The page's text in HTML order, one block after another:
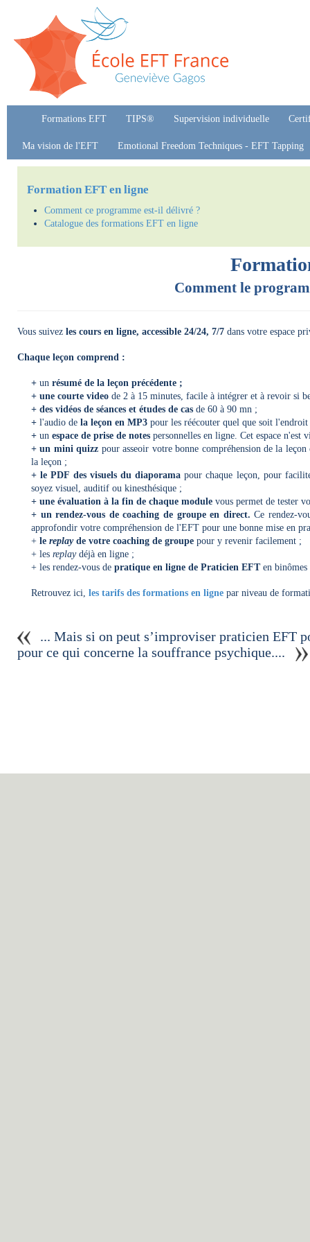
Formations EFT TIPS® Supervision individuelle
Ma vision de l'EFT Emotional Freedom Techniques - EFT Tapping
Formation EFT en ligne
Comment ce programme est-il délivré ?
Catalogue des formations EFT en ligne
Comment le
Vous suivez les cours en ligne, accessible 24/24, 7/7 dans votre espace
Chaque leçon comprend :
+ un résumé de la leçon précédente ;
+ une courte video de 2 à 15 minutes, facile à intégrer et à revoir si
+ des vidéos de séances et études de cas de 60 à 90 mn ;
+ l'audio de la leçon en MP3 pour les réécouter quel que soit
+ un espace de prise de notes personnelles en ligne. Cet espace n'est
+ un mini quizz pour asseoir votre bonne compréhension de la
la leçon ;
+ le PDF des visuels du diaporama pour chaque leçon, pour
soyez visuel, auditif ou kinesthésique ;
+ une évaluation à la fin de chaque module vous permet de tester
+ un rendez-vous de coaching de groupe en direct.Ce rendez-
approfondir votre compréhension de l'EFT pour une bonne mise en
+ le replayde votre coaching de groupe pour y revenir facilement ;
+ les replaydéjà en ligne ;
+ les rendez-vous de pratique en ligne de Praticien EFTen binômes
Retrouvez ici, les tarifs des formations en ligne par niveau de
... Mais si on peut s’improviser praticien EFT
pour ce qui concerne la souffrance psychique....